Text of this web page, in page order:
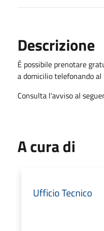
Descrizione
È possibile prenotare
a domicilio telefonando
Consulta l'avviso al
A cura di
Ufficio Tecnico